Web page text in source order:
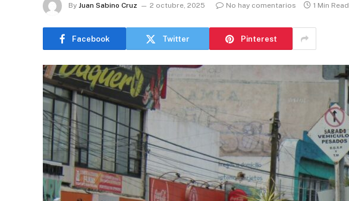
By Juan Sabino Cruz 2 octubre, 2025 No hay comentarios 1 Min Read
Facebook Twitter Pinterest